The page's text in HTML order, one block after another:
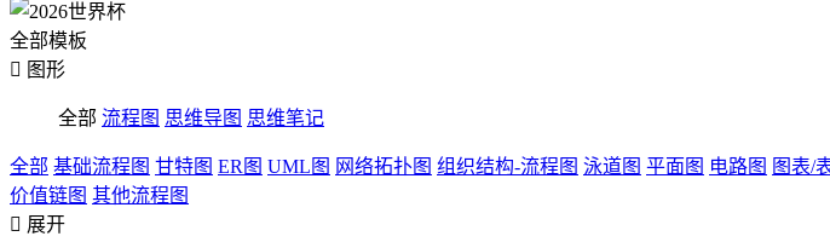
全部模板
 图形
全部 流程图 思维导图 思维笔记
全部 基础流程图 甘特图 ER图 UML图 网络拓扑图 组织结构-流程图 泳道图 平面图 电路图 图表/
价值链图 其他流程图
 展开